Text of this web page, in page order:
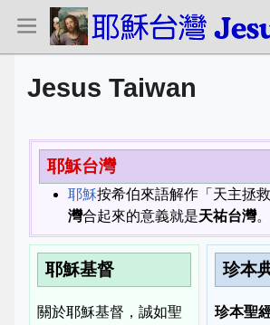
Jesus Taiwan
耶穌台灣
耶穌按希伯來語解作「天主拯救
灣合起來的意義就是天祐台灣。
耶穌基督
關於耶穌基督，誠如聖
珍本
珍本聖